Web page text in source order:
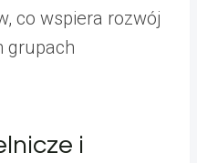
co wspiera rozwój
grupach
i